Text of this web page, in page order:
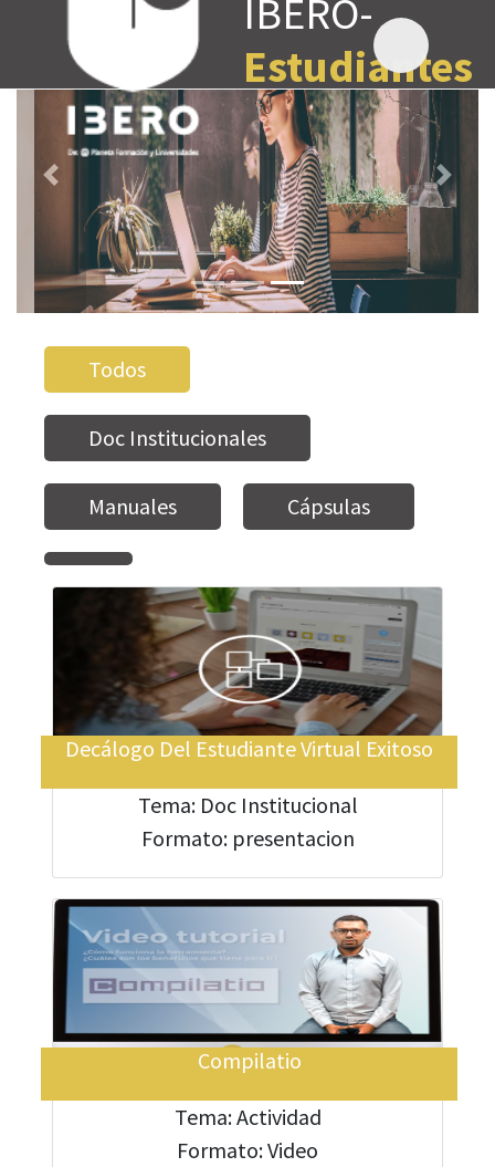
IBERO-
Estudiantes
Previous Next
Todos
Doc Institucionales
Manuales Cápsulas
Decálogo Del Estudiante Virtual Exitoso
Tema: Doc Institucional
Formato: presentacion
Compilatio
Tema: Actividad
Formato: Video